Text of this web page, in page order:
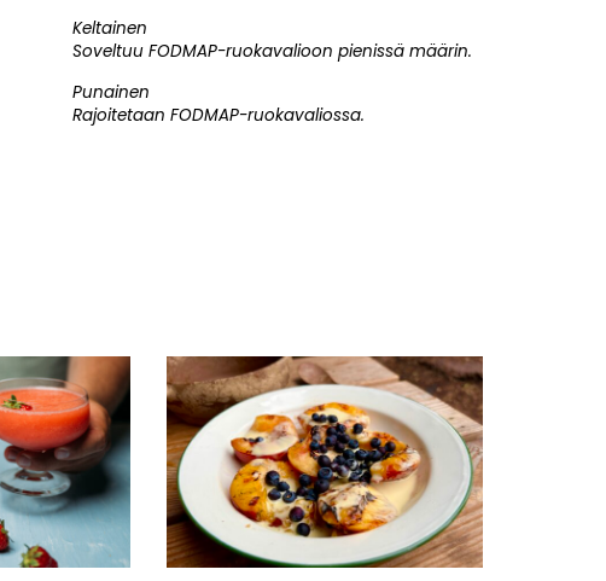
Keltainen
Soveltuu FODMAP-ruokavalioon pienissä määrin.
Punainen
Rajoitetaan FODMAP-ruokavaliossa.